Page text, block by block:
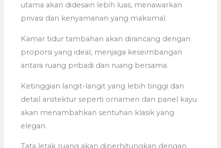
utama akan didesain lebih luas, menawarkan
privasi dan kenyamanan yang maksimal.
Kamar tidur tambahan akan dirancang dengan
proporsi yang ideal, menjaga keseimbangan
antara ruang pribadi dan ruang bersama.
Ketinggian langit-langit yang lebih tinggi dan
detail arsitektur seperti ornamen dan panel kayu
akan menambahkan sentuhan klasik yang
elegan.
Tata letak ruang akan diperhitungkan dengan